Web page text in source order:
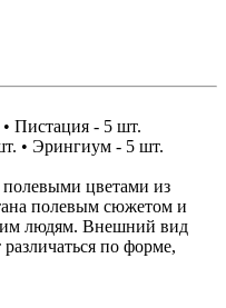
Пистация - 5 шт.
• Эрингиум - 5 шт.
цветами из
полевым сюжетом и
людям. Внешний вид
по форме,